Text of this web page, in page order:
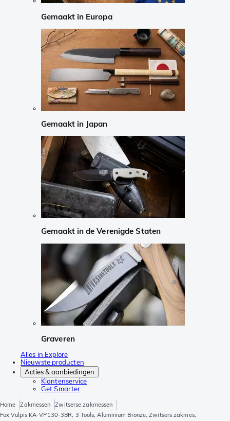
Gemaakt in Europa
Gemaakt in Japan
Gemaakt in de Verenigde Staten
Graveren
Alles in Explore
Nieuwste producten
Acties & aanbiedingen
Klantenservice
Get Smarter
Home Zakmessen
Zwitserse zakmessen
Fox Vulpis KA-VP130-3BR, 3 Tools, Aluminium Bronze, Zwitsers zakmes,